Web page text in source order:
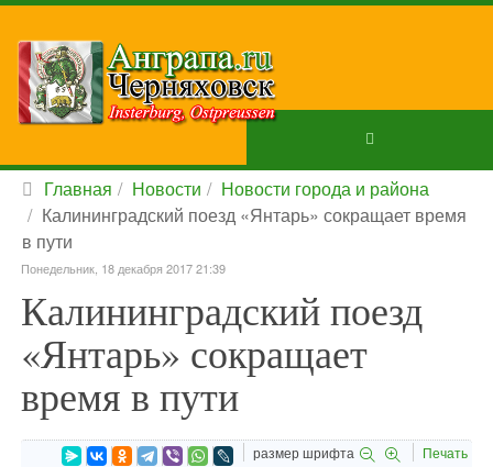
Главная Новости
Новости города и района
Калининградский поезд «Янтарь» сокращает время
в пути
Понедельник, 18 декабря 2017 21:39
Калининградский поезд
«Янтарь» сокращает
время в пути
размер шрифта Печать